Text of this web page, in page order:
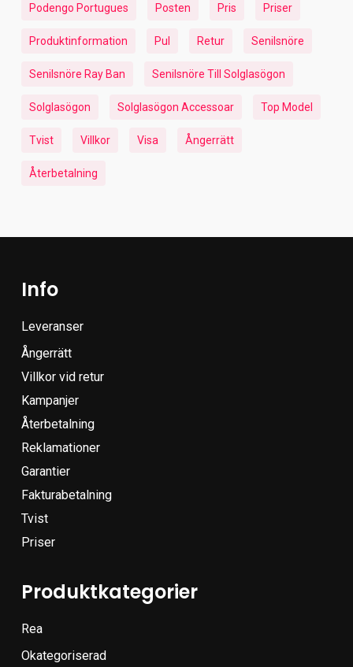
Podengo Portugues Posten Pris Priser
Produktinformation Pul Retur Senilsnöre
Senilsnöre Ray Ban Senilsnöre Till Solglasögon
Solglasögon Solglasögon Accessoar Top Model
Tvist Villkor Visa Ångerrätt
Återbetalning
Info
Leveranser
Ångerrätt
Villkor vid retur
Kampanjer
Återbetalning
Reklamationer
Garantier
Fakturabetalning
Tvist
Priser
Produktkategorier
Rea
Okategoriserad